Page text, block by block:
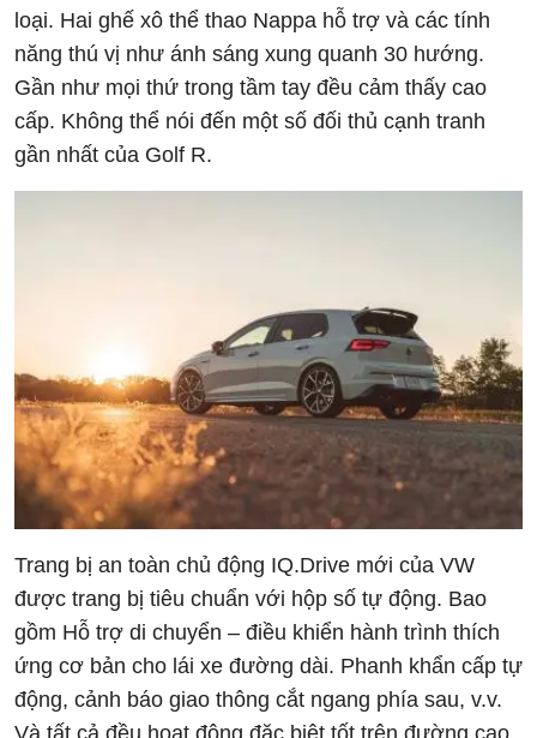
loại. Hai ghế xô thể thao Nappa hỗ trợ và các tính
năng thú vị như ánh sáng xung quanh 30 hướng.
Gần như mọi thứ trong tầm tay đều cảm thấy cao
cấp. Không thể nói đến một số đối thủ cạnh tranh
gần nhất của Golf R.
Trang bị an toàn chủ động IQ.Drive mới của VW
được trang bị tiêu chuẩn với hộp số tự động. Bao
gồm Hỗ trợ di chuyển – điều khiển hành trình thích
ứng cơ bản cho lái xe đường dài. Phanh khẩn cấp tự
động, cảnh báo giao thông cắt ngang phía sau, v.v.
Và tất cả đều hoạt động đặc biệt tốt trên đường cao